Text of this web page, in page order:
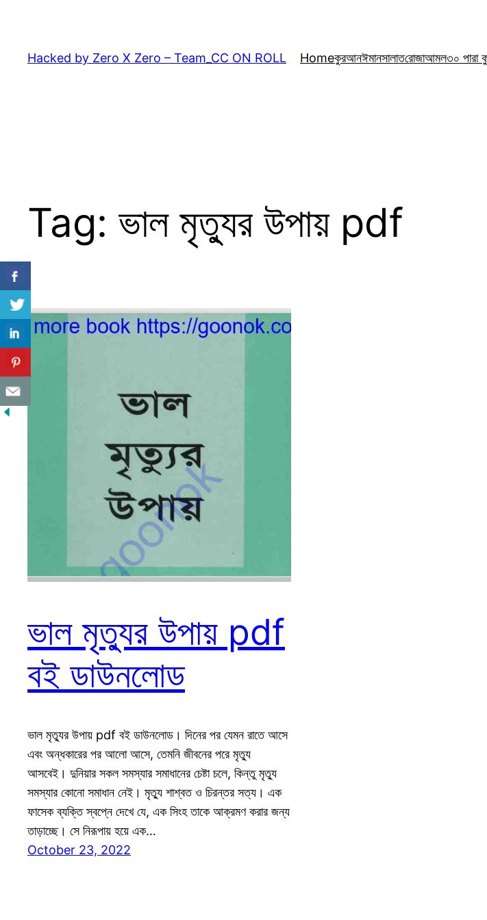
content
Hacked by Zero X Zero – Team_CC ON ROLL Homeকুরআনঈমানসালাতরোজাআমল৩০ পারা
Tag: ভাল মৃত্যুর উপায় pdf
ভাল মৃত্যুর উপায় pdf
বই ডাউনলোড
ভাল মৃত্যুর উপায় pdf বই ডাউনলোড। দিনের পর যেমন রাতে আসে
এবং অন্ধকারের পর আলো আসে, তেমনি জীবনের পরে মৃত্যু
আসবেই। দুনিয়ার সকল সমস্যার সমাধানের চেষ্টা চলে, কিন্তু মৃত্যু
সমস্যার কোনো সমাধান নেই। মৃত্যু শাশ্বত ও চিরন্তর সত্য। এক
ফাসেক ব্যক্তি স্বপ্নে দেখে যে, এক সিংহ তাকে আক্রমণ করার জন্য
তাড়াচ্ছে। সে নিরূপায় হয়ে এক…
October 23, 2022